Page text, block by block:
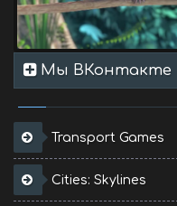
Мы ВКонтакте
Transport Games
Cities: Skylines